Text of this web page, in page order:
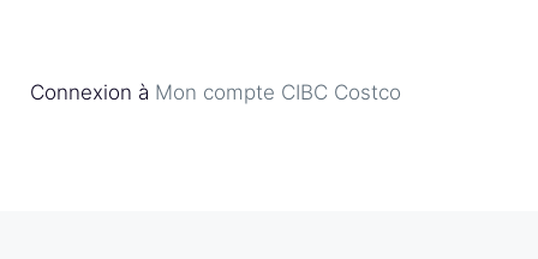
Connexion à Mon compte CIBC Costco